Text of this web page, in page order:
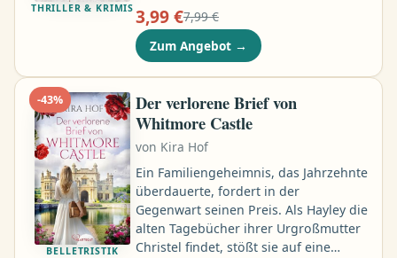
THRILLER & KRIMIS
lässt viele Tote zurück - und acht
Überlebende. Eigentlich wollte Falk
Hagedorn sich von den Ermittlungen
fernhalten. Doch der Trauma-
Therapeut und ehemalige LKA-
Fallermittler soll den Überlebenden
helfen, das grausame Attentat zu
verarbeiten …
3,99 €7,99 €
Zum Angebot →
-43%
BELLETRISTIK
Der verlorene Brief von
Whitmore Castle
von Kira Hof
Ein Familiengeheimnis, das Jahrzehnte
überdauerte, fordert in der
Gegenwart seinen Preis. Als Hayley die
alten Tagebücher ihrer Urgroßmutter
Christel findet, stößt sie auf eine